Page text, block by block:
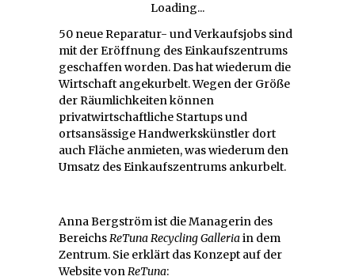
Loading...
50 neue Reparatur- und Verkaufsjobs sind
mit der Eröffnung des Einkaufszentrums
geschaffen worden. Das hat wiederum die
Wirtschaft angekurbelt. Wegen der Größe
der Räumlichkeiten können
privatwirtschaftliche Startups und
ortsansässige Handwerkskünstler dort
auch Fläche anmieten, was wiederum den
Umsatz des Einkaufszentrums ankurbelt.
Anna Bergström ist die Managerin des
BereichsReTuna Recycling Galleriain dem
Zentrum. Sie erklärt das Konzept auf der
Website vonReTuna: